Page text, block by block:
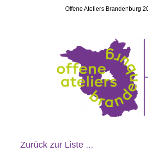
Offene Ateliers Brandenburg
Zurück zur Liste ...